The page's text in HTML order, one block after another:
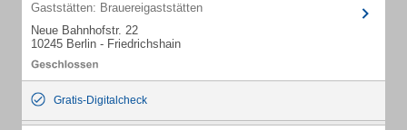
Gaststätten: Brauereigaststätten
Neue Bahnhofstr. 22
10245 Berlin - Friedrichshain
Gratis-Digitalcheck